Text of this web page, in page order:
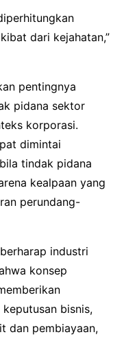
dari kejahatan,”
pentingnya
pidana sektor
korporasi.
dimintai
tindak pidana
kealpaan yang
perundang-
industri
konsep
bisnis,
dan pembiayaan,